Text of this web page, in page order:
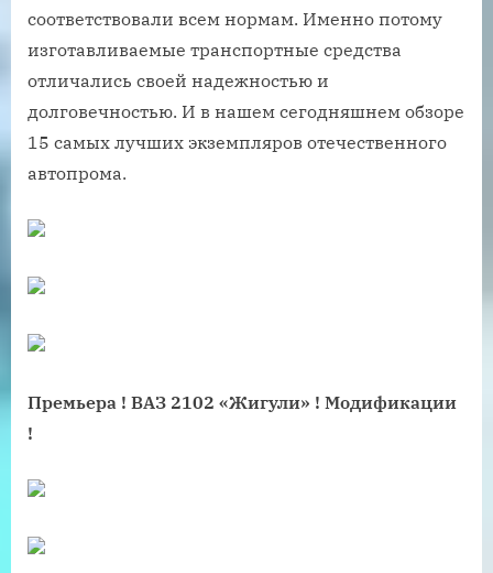
соответствовали всем нормам. Именно потому
изготавливаемые транспортные средства
отличались своей надежностью и
долговечностью. И в нашем сегодняшнем обзоре
15 самых лучших экземпляров отечественного
автопрома.
Премьера ! ВАЗ 2102 «Жигули» ! Модификации
!